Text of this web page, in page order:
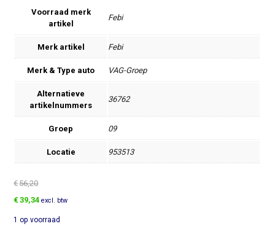
Voorraad merk
artikel
Febi
Merk artikel Febi
Merk & Type auto VAG-Groep
Alternatieve
artikelnummers
36762
Groep 09
Locatie 953513
€56,20
Oorspronkelijke
was:
€39,34Huidige
is:
excl. btw
1 op voorraad